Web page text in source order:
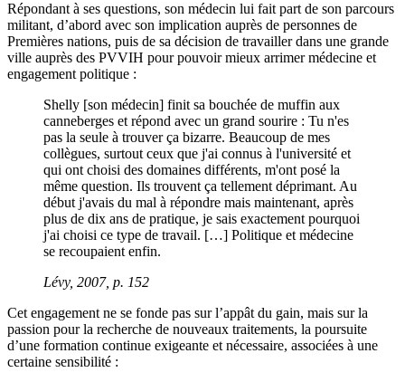
Répondant à ses questions, son médecin lui fait part de son parcours
militant, d’abord avec son implication auprès de personnes de
Premières nations, puis de sa décision de travailler dans une grande
ville auprès des PVVIH pour pouvoir mieux arrimer médecine et
engagement politique :
Shelly [son médecin] finit sa bouchée de muffin aux
canneberges et répond avec un grand sourire : Tu n'es
pas la seule à trouver ça bizarre. Beaucoup de mes
collègues, surtout ceux que j'ai connus à l'université et
qui ont choisi des domaines différents, m'ont posé la
même question. Ils trouvent ça tellement déprimant. Au
début j'avais du mal à répondre mais maintenant, après
plus de dix ans de pratique, je sais exactement pourquoi
j'ai choisi ce type de travail. […] Politique et médecine
se recoupaient enfin.
Lévy, 2007, p. 152
Cet engagement ne se fonde pas sur l’appât du gain, mais sur la
passion pour la recherche de nouveaux traitements, la poursuite
d’une formation continue exigeante et nécessaire, associées à une
certaine sensibilité :